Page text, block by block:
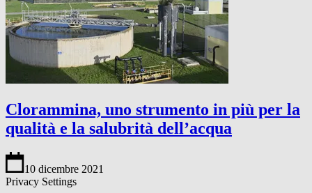
Clorammina, uno strumento in più per la
qualità e la salubrità dell’acqua
10 dicembre 2021
Privacy Settings